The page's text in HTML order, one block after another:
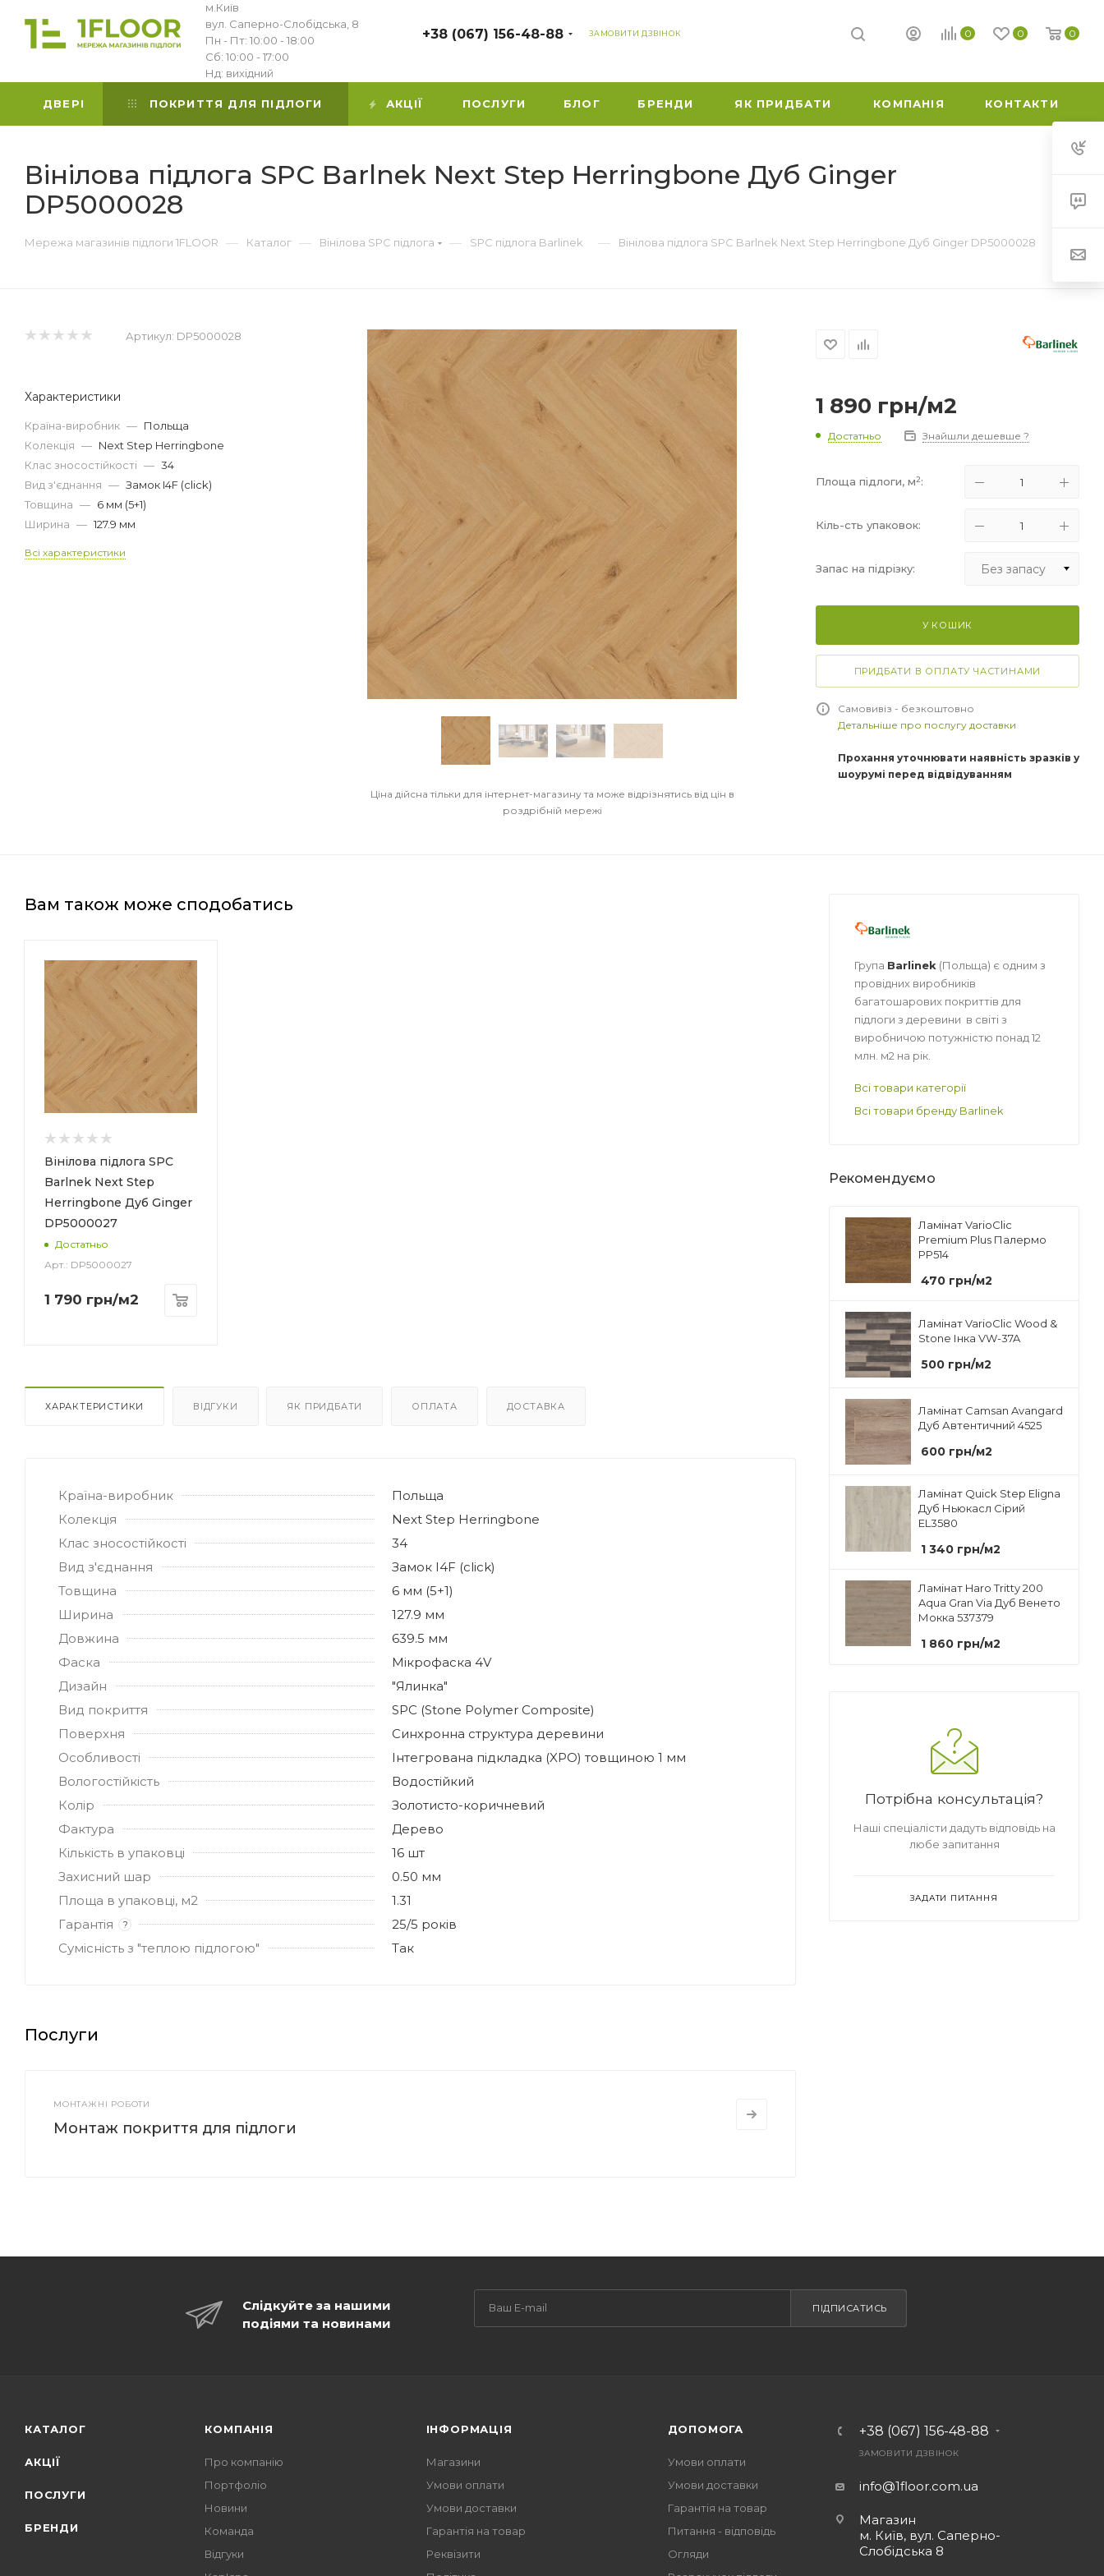
м.Київ
вул. Саперно-Слобідська, 8
Пн - Пт: 10:00 - 18:00
Сб: 10:00 - 17:00
Нд: вихідний
+38 (067) 156-48-88 ЗАМОВИТИ ДЗВІНОК 0 0 0
ДВЕРІ ПОКРИТТЯ ДЛЯ ПІДЛОГИ АКЦІЇ ПОСЛУГИ БЛОГ БРЕНДИ ЯК ПРИДБАТИ КОМПАНІЯ КОНТАКТИ
Вінілова підлога SPC Barlnek Next Step Herringbone Дуб Ginger
DP5000028
Мережа магазинів підлоги 1FLOOR — Каталог — Вінілова SPC підлога — SPC підлога Barlinek — Вінілова підлога SPC Barlnek Next Step Herringbone Дуб Ginger DP5000028
Ціна дійсна тільки для інтернет-магазину та може відрізнятись від цін в
роздрібній мережі
Артикул: DP5000028
Характеристики
Країна-виробник — Польща
Колекція — Next Step Herringbone
Клас зносостійкості — 34
Вид з'єднання — Замок I4F (click)
Товщина — 6 мм (5+1)
Ширина — 127.9 мм
Всі характеристики
1 890 грн/м2
Достатньо Знайшли дешевше ?
Площа підлоги, м2:
Кіль-сть упаковок:
Запас на підрізку: Без запасу
+10%
+15%
У КОШИК
ПРИДБАТИ В ОПЛАТУ ЧАСТИНАМИ
Самовивіз - безкоштовно
Детальніше про послугу доставки
Прохання уточнювати наявність зразків у
шоурумі перед відвідуванням
Вам також може сподобатись
Вінілова підлога SPC
Barlnek Next Step
Herringbone Дуб Ginger
DP5000027
Достатньо
Арт.: DP5000027
1 790 грн/м2
ХАРАКТЕРИСТИКИ ВІДГУКИ ЯК ПРИДБАТИ ОПЛАТА ДОСТАВКА
Країна-виробник
Польща
Колекція
Next Step Herringbone
Клас зносостійкості
34
Вид з'єднання
Замок I4F (click)
Товщина
6 мм (5+1)
Ширина
127.9 мм
Довжина
639.5 мм
Фаска
Мікрофаска 4V
Дизайн
"Ялинка"
Вид покриття
SPC (Stone Polymer Composite)
Поверхня
Синхронна структура деревини
Особливості
Інтегрована підкладка (XPO) товщиною 1 мм
Вологостійкість
Водостійкий
Колір
Золотисто-коричневий
Фактура
Дерево
Кількість в упаковці
16 шт
Захисний шар
0.50 мм
Площа в упаковці, м2
1.31
Гарантія
?
25/5 років
Сумісність з "теплою підлогою"
Так
Послуги
МОНТАЖНІ РОБОТИ
Монтаж покриття для підлоги
Група Barlinek (Польща) є одним з
провідних виробників
багатошарових покриттів для
підлоги з деревини в світі з
виробничою потужністю понад 12
млн. м2 на рік.
Всі товари категорії
Всі товари бренду Barlinek
Рекомендуємо
Ламінат VarioClic
Premium Plus Палермо
PP514
470 грн/м2
Ламінат VarioClic Wood &
Stone Інка VW-37A
500 грн/м2
Ламінат Camsan Avangard
Дуб Автентичний 4525
600 грн/м2
Ламінат Quick Step Eligna
Дуб Ньюкасл Сірий
EL3580
1 340 грн/м2
Ламінат Haro Tritty 200
Aqua Gran Via Дуб Венето
Мокка 537379
1 860 грн/м2
Потрібна консультація?
Наші спеціалісти дадуть відповідь на
любе запитання
ЗАДАТИ ПИТАННЯ
Слідкуйте за нашими
подіями та новинами
ПІДПИСАТИСЬ
КАТАЛОГ
АКЦІЇ
ПОСЛУГИ
БРЕНДИ
КОМПАНІЯ
Про компанію
Портфоліо
Новини
Команда
Відгуки
ІНФОРМАЦІЯ
Магазини
Умови оплати
Умови доставки
Гарантія на товар
Реквізити
ДОПОМОГА
Умови оплати
Умови доставки
Гарантія на товар
Питання - відповідь
Огляди
+38 (067) 156-48-88
ЗАМОВИТИ ДЗВІНОК
info@1floor.com.ua
Магазин
м. Київ, вул. Саперно-
Слобідська 8